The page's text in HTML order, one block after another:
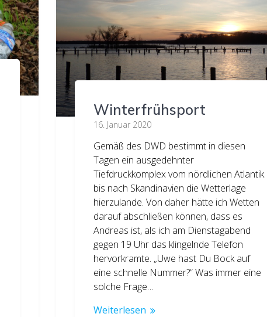
Winterfrühsport
16. Januar 2020
Gemäß des DWD bestimmt in diesen
Tagen ein ausgedehnter
Tiefdruckkomplex vom nördlichen Atlantik
bis nach Skandinavien die Wetterlage
hierzulande. Von daher hätte ich Wetten
darauf abschließen können, dass es
Andreas ist, als ich am Dienstagabend
gegen 19 Uhr das klingelnde Telefon
hervorkramte. „Uwe hast Du Bock auf
eine schnelle Nummer?“ Was immer eine
solche Frage…
Weiterlesen